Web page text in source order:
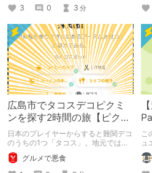
3
0 3 分
広島市でタコスデコピクミ
ンを探す2時間の旅【ピクミ
ンブルーム / Pikmin
Bloom】
日本のプレイヤーからすると難関デコ
のうちの1つ「タコス」。地元では見
つけられなかった男が広島で探す旅を
お送りします。ねくすと5月のテーマ
「お出かけの記録」。
グルメで悪食
こ
ュ
（